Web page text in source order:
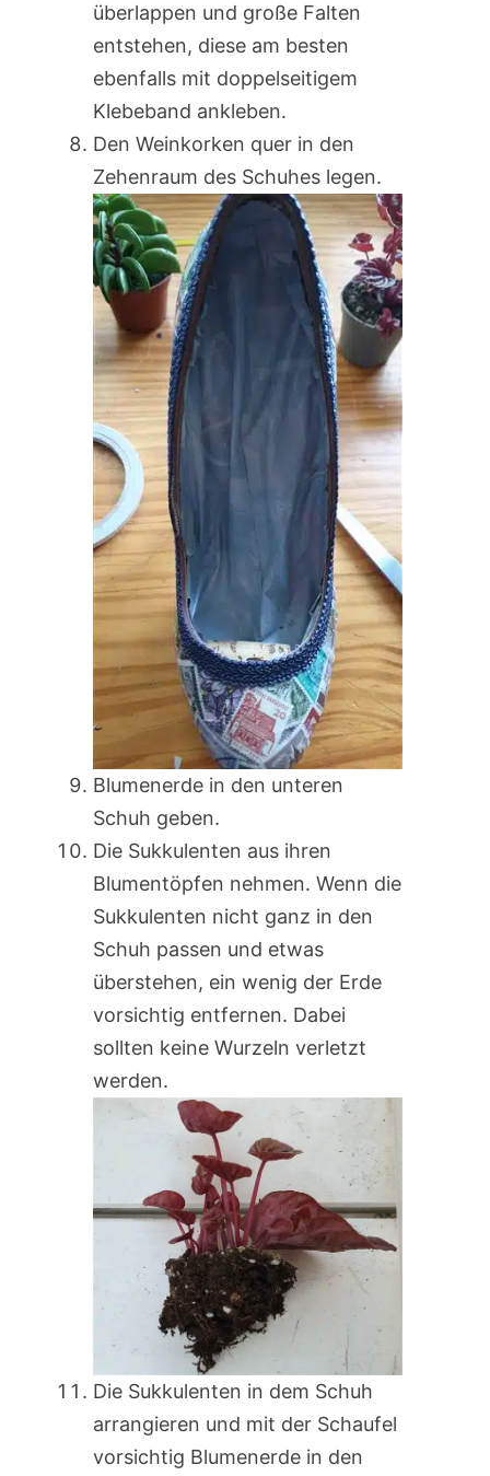
überlappen und große Falten
entstehen, diese am besten
ebenfalls mit doppelseitigem
Klebeband ankleben.
Den Weinkorken quer in den
Zehenraum des Schuhes legen.
Blumenerde in den unteren
Schuh geben.
Die Sukkulenten aus ihren
Blumentöpfen nehmen. Wenn die
Sukkulenten nicht ganz in den
Schuh passen und etwas
überstehen, ein wenig der Erde
vorsichtig entfernen. Dabei
sollten keine Wurzeln verletzt
werden.
Die Sukkulenten in dem Schuh
arrangieren und mit der Schaufel
vorsichtig Blumenerde in den